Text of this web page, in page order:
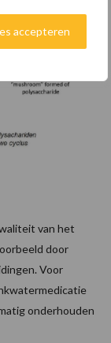
accepteren
van het
door
Voor
onderhouden